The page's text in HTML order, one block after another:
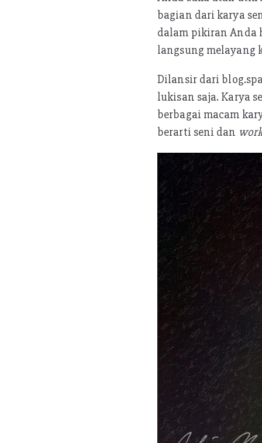
oo
k
er s
A
p
p
bagian dari karya
dalam pikiran Anda
langsung melayang
Dilansir dari
lukisan saja. Karya
berbagai macam
berarti seni dan